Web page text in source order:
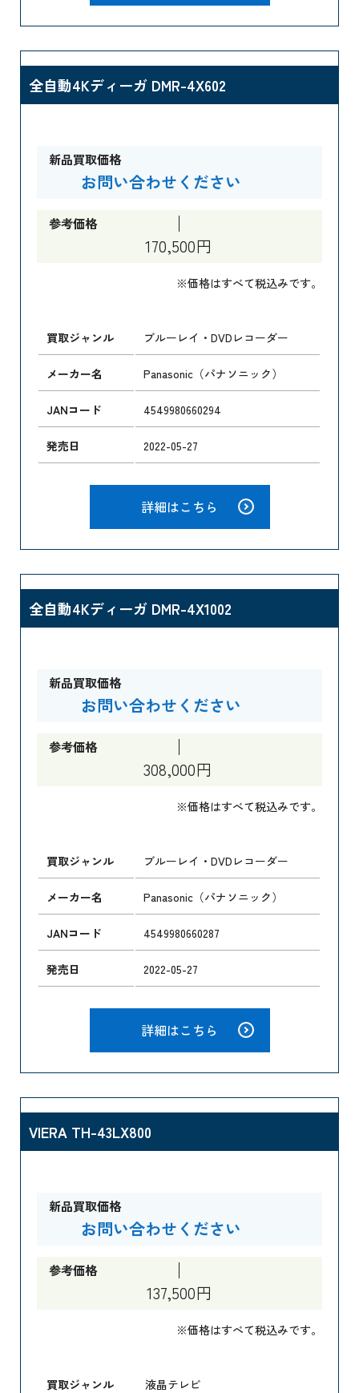
全自動4Kディーガ DMR-4X602
新品買取価格
お問い合わせください
参考価格
170,500円
※価格はすべて税込みです。
買取ジャンル ブルーレイ・DVDレコーダー
メーカー名 Panasonic（パナソニック）
JANコード 4549980660294
発売日 2022-05-27
詳細はこちら
全自動4Kディーガ DMR-4X1002
新品買取価格
お問い合わせください
参考価格
308,000円
※価格はすべて税込みです。
買取ジャンル ブルーレイ・DVDレコーダー
メーカー名 Panasonic（パナソニック）
JANコード 4549980660287
発売日 2022-05-27
詳細はこちら
VIERA TH-43LX800
新品買取価格
お問い合わせください
参考価格
137,500円
※価格はすべて税込みです。
買取ジャンル 液晶テレビ